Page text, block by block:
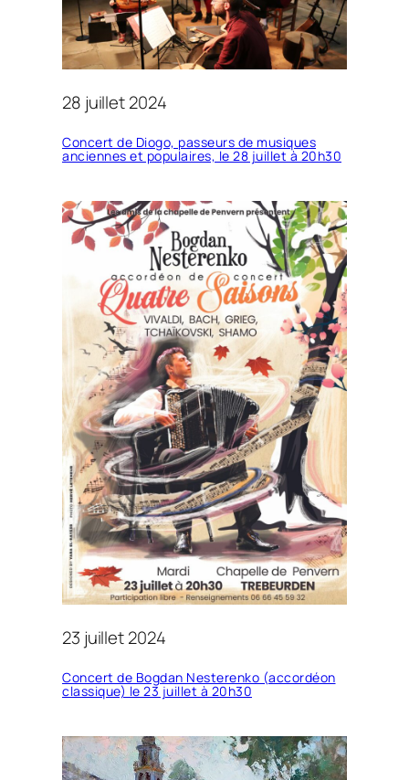
28 juillet 2024
Concert de Diogo, passeurs de musiques
anciennes et populaires, le 28 juillet à 20h30
23 juillet 2024
Concert de Bogdan Nesterenko (accordéon
classique) le 23 juillet à 20h30